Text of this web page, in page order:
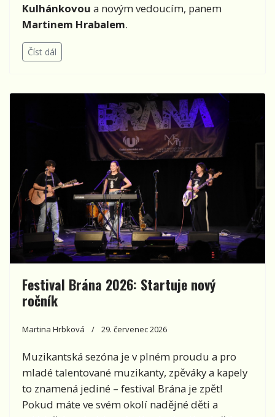
Kulhánkovou a novým vedoucím, panem
Martinem Hrabalem.
Číst dál
Festival Brána 2026: Startuje nový
ročník
Martina Hrbková 29. červenec 2026
Muzikantská sezóna je v plném proudu a pro
mladé talentované muzikanty, zpěváky a kapely
to znamená jediné – festival Brána je zpět!
Pokud máte ve svém okolí nadějné děti a